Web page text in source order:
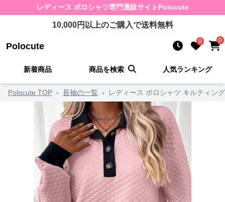
レディース ポロシャツ専門通販サイト Polocute
10,000円以上のご購入で送料無料
Polocute 0 0
新着商品 商品を検索 人気ランキング
Polocute TOP › 長袖の一覧 › レディース ポロシャツ キルティン